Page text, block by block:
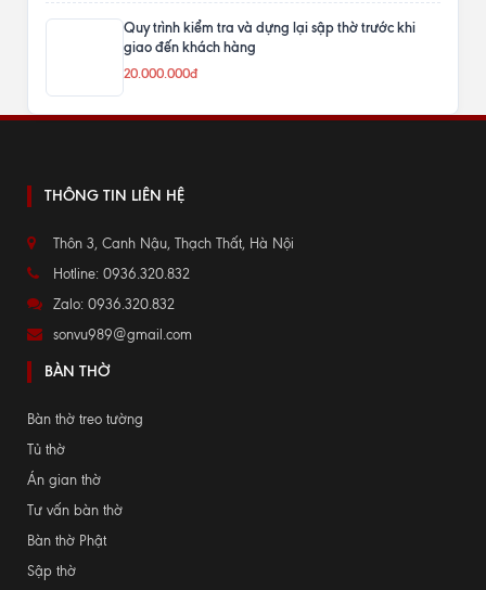
Quy trình kiểm tra và dựng lại sập thờ trước khi
giao đến khách hàng
20.000.000đ
THÔNG TIN LIÊN HỆ
Thôn 3, Canh Nậu, Thạch Thất, Hà Nội
Hotline: 0936.320.832
Zalo: 0936.320.832
sonvu989@gmail.com
BÀN THỜ
Bàn thờ treo tường
Tủ thờ
Án gian thờ
Tư vấn bàn thờ
Bàn thờ Phật
Sập thờ